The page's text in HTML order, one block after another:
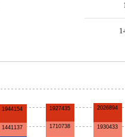
1441137 1710738 1930433
1944154 1927435 2026894